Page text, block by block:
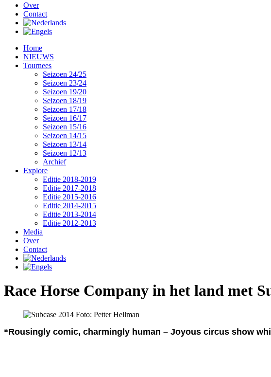
Over
Contact
Home
NIEUWS
Tournees
Seizoen 24/25
Seizoen 23/24
Seizoen 19/20
Seizoen 18/19
Seizoen 17/18
Seizoen 16/17
Seizoen 15/16
Seizoen 14/15
Seizoen 13/14
Seizoen 12/13
Archief
Explore
Editie 2018-2019
Editie 2017-2018
Editie 2015-2016
Editie 2014-2015
Editie 2013-2014
Editie 2012-2013
Media
Over
Contact
Race Horse Company in het land met
“Rousingly comic, charmingly human – Joyous circus show